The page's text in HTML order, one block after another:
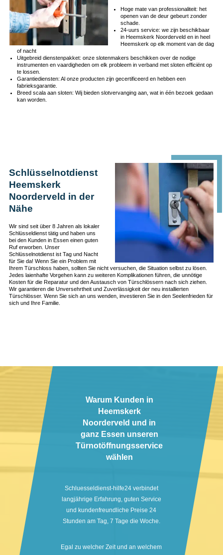
Hoge mate van professionaliteit: het
openen van de deur gebeurt zonder
schade.
24-uurs service: we zijn beschikbaar
in Heemskerk Noorderveld en in heel
Heemskerk op elk moment van de dag
of nacht
Uitgebreid dienstenpakket: onze slotenmakers beschikken over de nodige
instrumenten en vaardigheden om elk probleem in verband met sloten efficiënt op
te lossen.
Garantiediensten: Al onze producten zijn gecertificeerd en hebben een
fabrieksgarantie.
Breed scala aan sloten: Wij bieden slotvervanging aan, wat in één bezoek gedaan
kan worden.
Schlüsselnotdienst
Heemskerk
Noorderveld in der
Nähe
Wir sind seit über 8 Jahren als lokaler
Schlüsseldienst tätig und haben uns
bei den Kunden in Essen einen guten
Ruf erworben. Unser
Schlüsselnotdienst ist Tag und Nacht
für Sie da! Wenn Sie ein Problem mit
Ihrem Türschloss haben, sollten Sie nicht versuchen, die Situation selbst zu lösen.
Jedes laienhafte Vorgehen kann zu weiteren Komplikationen führen, die unnötige
Kosten für die Reparatur und den Austausch von Türschlössern nach sich ziehen.
Wir garantieren die Unversehrtheit und Zuverlässigkeit der neu installierten
Türschlösser. Wenn Sie sich an uns wenden, investieren Sie in den Seelenfrieden für
sich und Ihre Familie.
Warum Kunden in
Heemskerk
Noorderveld und in
ganz Essen unseren
Türnotöffnungsservice
wählen
Schluesseldienst-hilfe24 verbindet
langjährige Erfahrung, guten Service
und kundenfreundliche Preise 24
Stunden am Tag, 7 Tage die Woche.
Egal zu welcher Zeit und an welchem